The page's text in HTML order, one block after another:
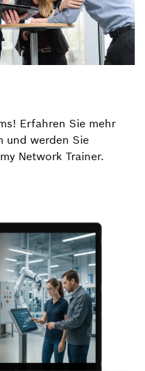
Erfahren Sie mehr
und werden Sie
Network Trainer.